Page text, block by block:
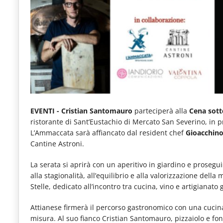
e
articoli
quotidiani
sul
mondo
dell'alimentazione,
consumi
fuoricasa,
Food
Service
tutte
EVENTI - Cristian Santomauro parteciperà alla Cena
ristorante di Sant’Eustachio di Mercato San Severino,
L’Ammaccata sarà affiancato dal resident chef
Cantine Astroni.
La serata si aprirà con un aperitivo in giardino e
alla stagionalità, all’equilibrio e alla valorizzazione della
Stelle, dedicato all’incontro tra cucina, vino e
Attianese firmerà il percorso gastronomico con una
misura. Al suo fianco Cristian Santomauro, pizzaiolo e